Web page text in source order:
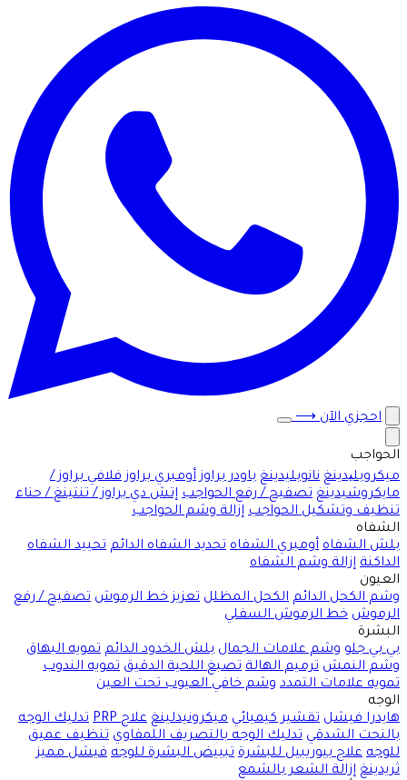
احجزي الآن⟶
الحواجب
ميكروبلیدينغ نانوبليدينغ باودر براوز أومبري براوز فلافي براوز /
مايكروشيدينغ تصفيح / رفع الحواجب إتش دي براوز / تنتينغ / حناء
تنظيف وتشكيل الحواجب إزالة وشم الحواجب
الشفاه
بلش الشفاه أومبري الشفاه تحديد الشفاه الدائم تحييد الشفاه
الداكنة إزالة وشم الشفاه
العيون
وشم الكحل الدائم الكحل المظلل تعزيز خط الرموش تصفيح / رفع
الرموش خط الرموش السفلي
البشرة
بي بي جلو وشم علامات الجمال بلش الخدود الدائم تمويه البهاق
وشم النمش ترميم الهالة تصبغ اللحية الدقيق تمويه الندوب
تمويه علامات التمدد وشم خافي العيوب تحت العين
الوجه
هايدرا فيشل تقشير كيميائي ميكرونيدلينغ علاج PRP
تدليك الوجه
بالنحت الشدقي تدليك الوجه بالتصريف اللمفاوي تنظيف عميق
للوجه علاج بيوريبيل للبشرة تبييض البشرة للوجه فيشل مميز
ثريدينغ إزالة الشعر بالشمع